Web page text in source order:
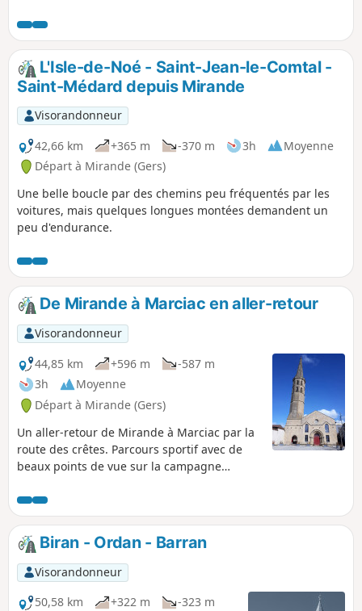
L'Isle-de-Noé - Saint-Jean-le-Comtal -
Saint-Médard depuis Mirande
Visorandonneur
42,66 km
+365 m -370 m 3h
Moyenne
Départ à Mirande (Gers)
Une belle boucle par des chemins peu fréquentés par les
voitures, mais quelques longues montées demandent un
peu d'endurance.
De Mirande à Marciac en aller-retour
Visorandonneur
44,85 km
+596 m
-587 m
3h
Moyenne
Départ à Mirande (Gers)
Un aller-retour de Mirande à Marciac par la
route des crêtes. Parcours sportif avec de
beaux points de vue sur la campagne
Biran - Ordan - Barran
Visorandonneur
50,58 km
+322 m
-323 m